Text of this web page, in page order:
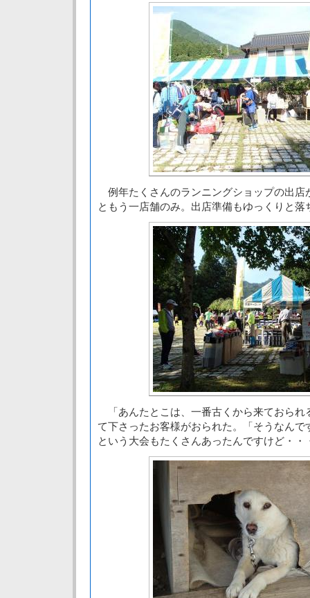
例年たくさんのランニングショップの出店
ともう一店舗のみ。出店準備もゆっくりと落
「あんたとこは、一番古くから来ておられ
て下さったお客様がおられた。「そうなんで
という大会もたくさんあったんですけど・・